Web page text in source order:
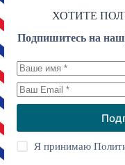
ХОТИТЕ
Подпишитесь на
Я принимаю